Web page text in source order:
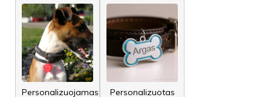
Personalizuojamas
Personalizuotas